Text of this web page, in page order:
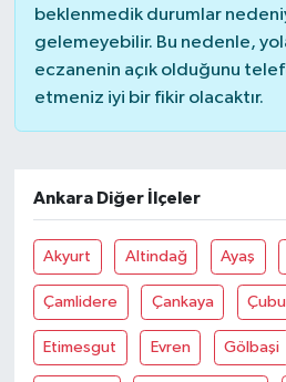
beklenmedik durumlar
gelemeyebilir. Bu nedenle,
eczanenin açık olduğunu
etmeniz iyi bir fikir olacaktır.
Ankara Diğer İlçeler
Akyurt Altindağ Ayaş
Çamlidere Çankaya
Etimesgut Evren Gölbaşi